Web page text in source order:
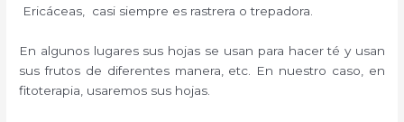
Ericáceas, casi siempre es rastrera o trepadora.
En algunos lugares sus hojas se usan para hacer té y usan
sus frutos de diferentes manera, etc. En nuestro caso, en
fitoterapia, usaremos sus hojas.